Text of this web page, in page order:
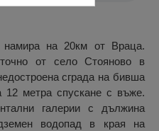
на 20км от Враца.
от село Стояново в
сграда на бивша
12 метра спускане с въже.
галерии с дължина
водопад в края на